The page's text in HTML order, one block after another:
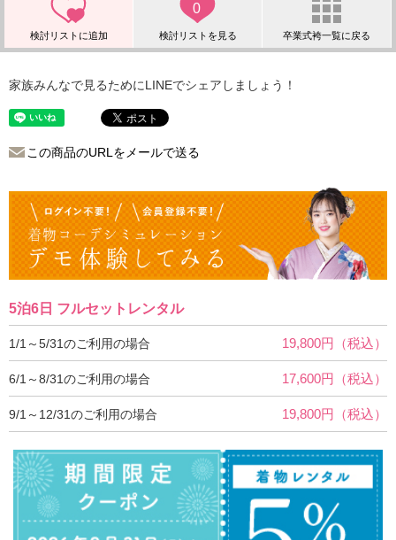
0
家族みんなで見るためにLINEでシェアしましょう！
この商品のURLをメールで送る
5泊6日 フルセットレンタル
1/1～5/31のご利用の場合 19,800円（税込）
6/1～8/31のご利用の場合 17,600円（税込）
9/1～12/31のご利用の場合 19,800円（税込）